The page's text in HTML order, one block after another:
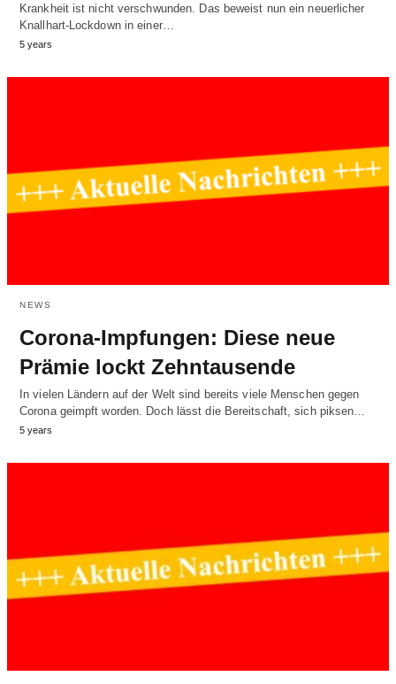
Krankheit ist nicht verschwunden. Das beweist nun ein neuerlicher
Knallhart-Lockdown in einer…
5 years
NEWS
Corona-Impfungen: Diese neue
Prämie lockt Zehntausende
In vielen Ländern auf der Welt sind bereits viele Menschen gegen
Corona geimpft worden. Doch lässt die Bereitschaft, sich piksen…
5 years